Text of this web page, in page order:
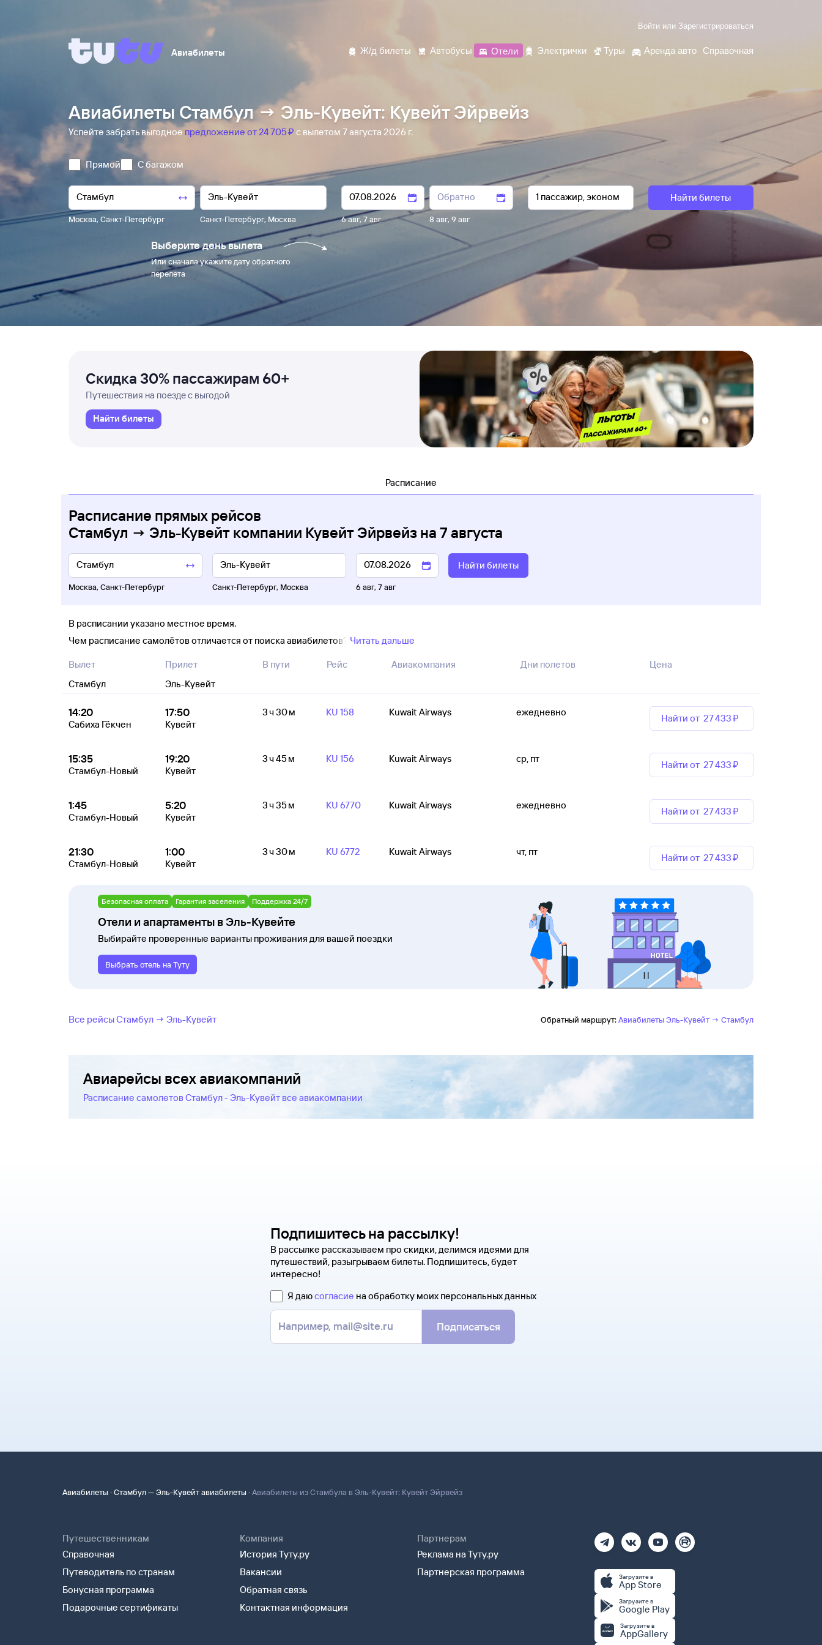
Войти или Зарегистрироваться
Авиабилеты Ж/д билеты Автобусы Отели Электрички Туры Аренда авто Справочная
Авиабилеты Стамбул → Эль-Кувейт: Кувейт Эйрвейз
Успейте забрать выгодное предложение от 24 ⁠705 ⁠₽ с вылетом 7 августа 2026 г.
Прямой С багажом
Москва, Санкт-Петербург Санкт-Петербург, Москва 6 авг, 7 авг 8 авг,9 авг
Найти билеты
Выберите день вылета
Или сначала укажите дату обратного
перелета
Скидка 30% пассажирам 60+
Путешествия на поезде с выгодой
Найти билеты
Расписание
Расписание прямых рейсов
Стамбул → Эль-Кувейт компании Кувейт Эйрвейз на 7 августа
Москва, Санкт-Петербург Санкт-Петербург, Москва 6 авг, 7 авг
Найти билеты
В расписании указано местное время.
Чем расписание самолётов отличается от поиска авиабилетов? Читать дальше
Вылет
Стамбул
Прилет
Эль-Кувейт
В пути Рейс Авиакомпания Дни полетов Цена
14:20
Сабиха Гёкчен
17:50
Кувейт
3 ч 30 м KU 158 Kuwait Airways ежедневно
Найти от 27 ⁠433 ⁠₽
15:35
Стамбул-Новый
19:20
Кувейт
3 ч 45 м KU 156 Kuwait Airways ср, пт
Найти от 27 ⁠433 ⁠₽
1:45
Стамбул-Новый
5:20
Кувейт
3 ч 35 м KU 6770 Kuwait Airways ежедневно
Найти от 27 ⁠433 ⁠₽
21:30
Стамбул-Новый
1:00
Кувейт
3 ч 30 м KU 6772 Kuwait Airways чт, пт
Найти от 27 ⁠433 ⁠₽
Безопасная оплата Гарантия заселения Поддержка 24/7
Отели и апартаменты в Эль-Кувейте
Выбирайте проверенные варианты проживания для вашей поездки
Выбрать отель на Туту
Все рейсы Стамбул → Эль-Кувейт Обратный маршрут:Авиабилеты Эль-Кувейт → Стамбул
Авиарейсы всех авиакомпаний
Расписание самолетов Стамбул - Эль-Кувейт все авиакомпании
Подпишитесь на рассылку!
В рассылке рассказываем про скидки, делимся идеями для
путешествий, разыгрываем билеты. Подпишитесь, будет
интересно!
Я даюсогласие на обработку моих персональных данных
Подписаться
Авиабилеты ·Стамбул — Эль-Кувейт авиабилеты ·Авиабилеты из Стамбула в Эль-Кувейт: Кувейт Эйрвейз
Путешественникам
Справочная
Путеводитель по странам
Бонусная программа
Подарочные сертификаты
Компания
История Туту.ру
Вакансии
Обратная связь
Контактная информация
Партнерам
Реклама на Туту.ру
Партнерская программа
Загрузите в
App Store
Загрузите в
Google Play
Загрузите в
AppGallery